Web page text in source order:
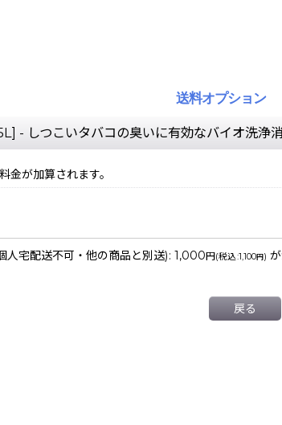
送料オプション
- しつこいタバコの臭いに有効なバイオ洗浄
が加算されます。
宅配送不可・他の商品と別送): 1,000円(税込:1,100円)
戻る